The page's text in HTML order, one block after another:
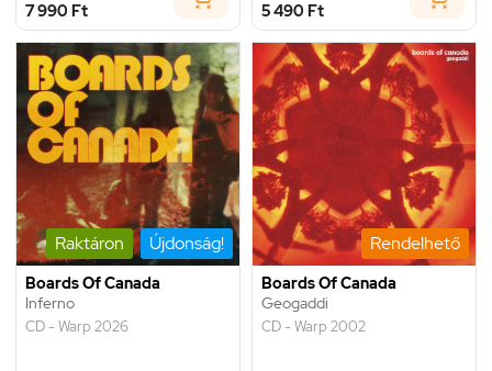
7 990 Ft 5 490 Ft
Raktáron Újdonság!
Boards Of Canada
Inferno
CD - Warp 2026
Rendelhető
Boards Of Canada
Geogaddi
CD - Warp 2002